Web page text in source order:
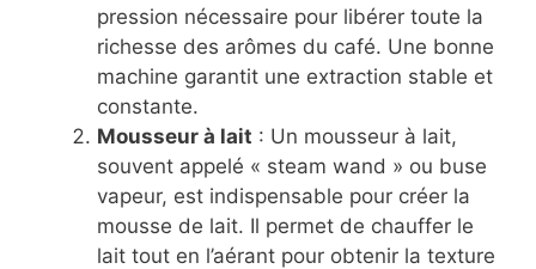
pression nécessaire pour libérer toute la
richesse des arômes du café. Une bonne
machine garantit une extraction stable et
constante.
Mousseur à lait : Un mousseur à lait,
souvent appelé « steam wand » ou buse
vapeur, est indispensable pour créer la
mousse de lait. Il permet de chauffer le
lait tout en l’aérant pour obtenir la texture